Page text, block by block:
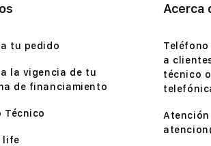
tu pedido
la vigencia de tu
de financiamiento
Técnico
life
Acerca
a
técnico
Atención